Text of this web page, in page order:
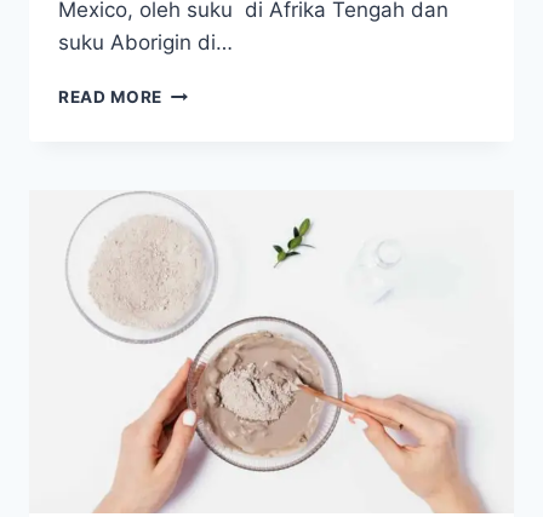
Mexico, oleh suku di Afrika Tengah dan
suku Aborigin di…
READ MORE TERAPI
KHASIATNYA
BERIBU
TAHUN
LALU
SAMPAI
SEKARANG